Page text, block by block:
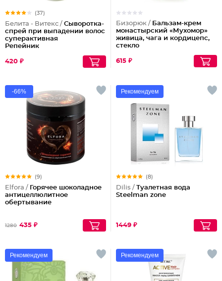
(37)
Белита - Витекс / Сыворотка-
спрей при выпадении волос
суперактивная
Репейник
420 ₽
Бизорюк / Бальзам-крем
монастырский «Мухомор»
живица, чага и кордицепс,
стекло
615 ₽
-66%
(9)
Elfora / Горячее шоколадное
антицеллюлитное
обертывание
1280 435 ₽
Рекомендуем
(8)
Dilis / Туалетная вода
Steelman zone
1449 ₽
Рекомендуем Рекомендуем